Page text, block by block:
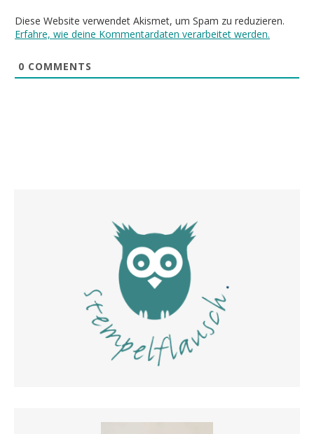
Diese Website verwendet Akismet, um Spam zu reduzieren.
Erfahre, wie deine Kommentardaten verarbeitet werden.
0 COMMENTS